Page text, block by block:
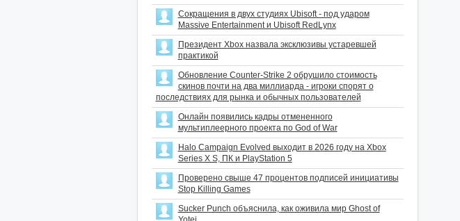
Сокращения в двух студиях Ubisoft - под ударом
Massive Entertainment и Ubisoft RedLynx
Президент Xbox назвала эксклюзивы устаревшей
практикой
Обновление Counter-Strike 2 обрушило стоимость
скинов почти на два миллиарда - игроки спорят о
последствиях для рынка и обычных пользователей
Онлайн появились кадры отмененного
мультиплеерного проекта по God of War
Halo Campaign Evolved выходит в 2026 году на Xbox
Series X S, ПК и PlayStation 5
Проверено свыше 47 процентов подписей инициативы
Stop Killing Games
Sucker Punch объяснила, как оживила мир Ghost of